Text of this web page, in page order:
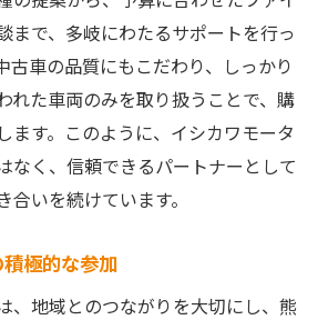
まで、多岐にわたるサポートを行っ
古車の品質にもこだわり、しっかり
れた車両のみを取り扱うことで、購
ます。このように、イシカワモータ
なく、信頼できるパートナーとして
いを続けています。
極的な参加
、地域とのつながりを大切にし、熊